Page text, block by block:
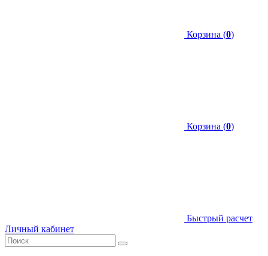
Корзина (0)
Корзина (0)
Быстрый расчет
Личный кабинет